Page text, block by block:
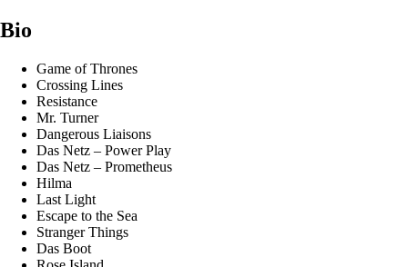
Bio
Game of Thrones
Crossing Lines
Resistance
Mr. Turner
Dangerous Liaisons
Das Netz – Power Play
Das Netz – Prometheus
Hilma
Last Light
Escape to the Sea
Stranger Things
Das Boot